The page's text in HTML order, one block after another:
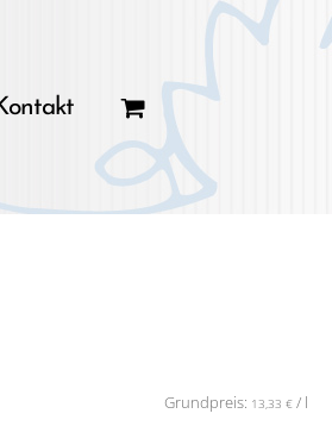
Grundpreis: 13,33 €/ l